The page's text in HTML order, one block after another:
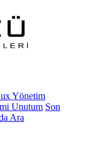
Yönetim
Unutum Son
Ara